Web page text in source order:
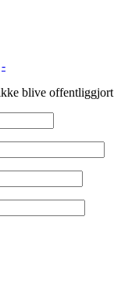
-
blive offentliggjort